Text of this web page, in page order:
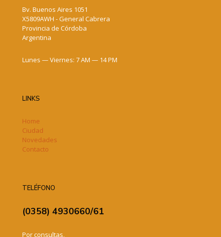
Bv. Buenos Aires 1051
X5809AWH - General Cabrera
Provincia de Córdoba
Argentina
Lunes — Viernes: 7 AM — 14 PM
LINKS
Home
Ciudad
Novedades
Contacto
TELÉFONO
(0358) 4930660/61
Por consultas,